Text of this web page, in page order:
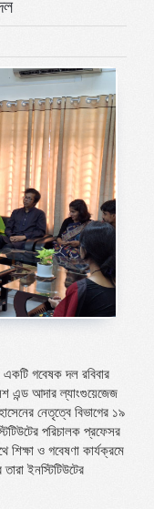
একটি গবেষক দল রবিবার
এন্ড আদার ল্যাংগুয়েজেজ
নেতৃত্বে বিভাগের ১৯
পরিচালক প্রফেসর
শিক্ষা ও গবেষণা কার্যক্রমে
ইনস্টিটিউটের